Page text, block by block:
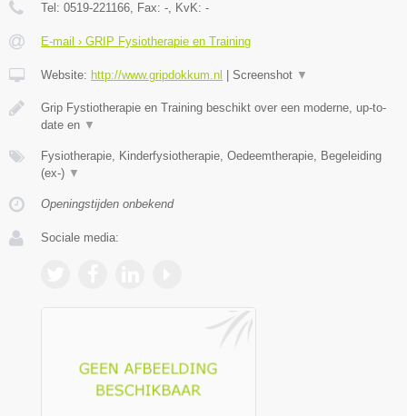
Tel: 0519-221166, Fax: -, KvK: -
E-mail › GRIP Fysiotherapie en Training
Website: http://www.gripdokkum.nl Screenshot ▼
Grip Fystiotherapie en Training beschikt over een moderne, up-to-
date en ▼
Fysiotherapie, Kinderfysiotherapie, Oedeemtherapie, Begeleiding
(ex-) ▼
Openingstijden onbekend
Sociale media: